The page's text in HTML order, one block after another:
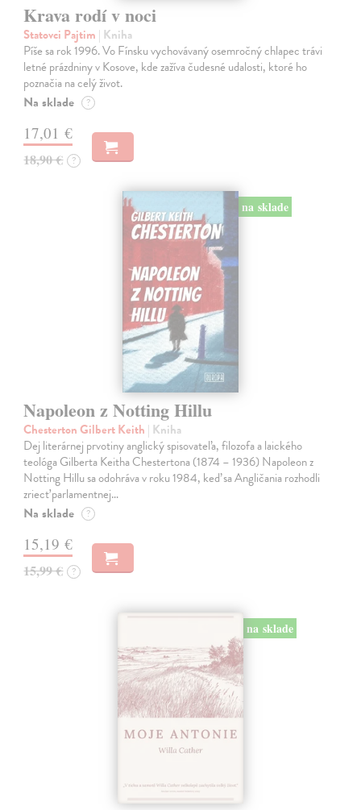
Krava rodí v noci
Statovci Pajtim | Kniha
Píše sa rok 1996. Vo Fínsku vychovávaný osemročný chlapec trávi
letné prázdniny v Kosove, kde zažíva čudesné udalosti, ktoré ho
poznačia na celý život.
Na sklade ?
17,01 €
18,90 € ?
na sklade
Napoleon z Notting Hillu
Chesterton Gilbert Keith | Kniha
Dej literárnej prvotiny anglický spisovateľa, filozofa a laického
teológa Gilberta Keitha Chestertona (1874 – 1936) Napoleon z
Notting Hillu sa odohráva v roku 1984, keď sa Angličania rozhodli
zriecť parlamentnej…
Na sklade ?
15,19 €
15,99 € ?
na sklade